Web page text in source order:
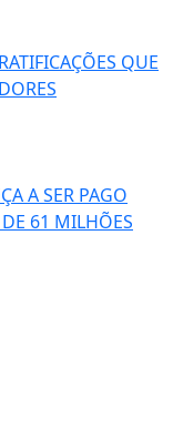
QUE
A SER PAGO
61 MILHÕES